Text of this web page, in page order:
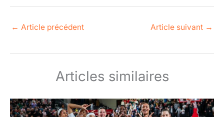
← Article précédent Article suivant →
Articles similaires